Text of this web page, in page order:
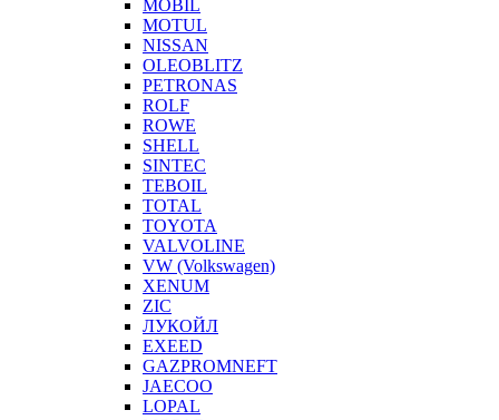
MOBIL
MOTUL
NISSAN
OLEOBLITZ
PETRONAS
ROLF
ROWE
SHELL
SINTEC
TEBOIL
TOTAL
TOYOTA
VALVOLINE
VW (Volkswagen)
XENUM
ZIC
ЛУКОЙЛ
EXEED
GAZPROMNEFT
JAECOO
LOPAL